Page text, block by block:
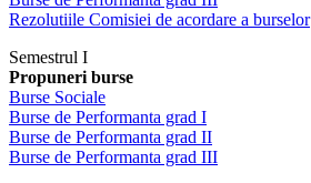
Rezolutiile Comisiei de acordare a burselor
Semestrul I
Propuneri burse
Burse Sociale
Burse de Performanta grad I
Burse de Performanta grad II
Burse de Performanta grad III